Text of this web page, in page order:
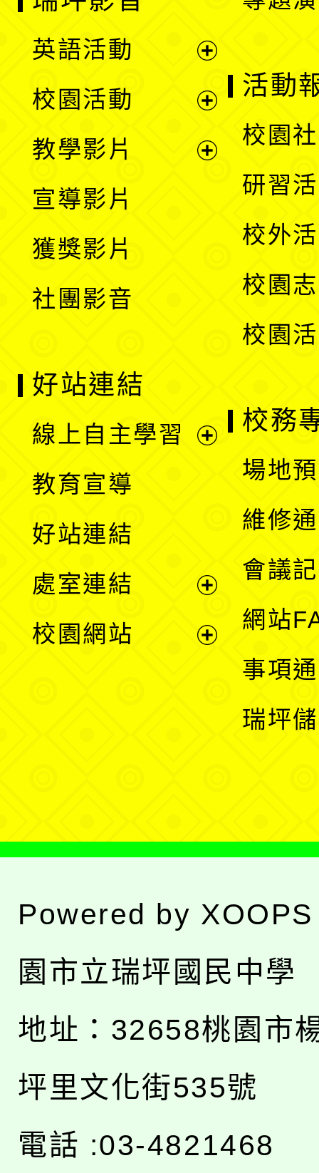
英語活動
選
校園活動
教學影片
宣導影片
獲獎影片
社團影音
活動
校園
研習
校外
校園
校園
好站連結
線上自主學習
單
教育宣導
好站連結
處室連結
校園網站
校務
場地
維修
會議
網站
事項
瑞坪
Powered by XOOPS
園市立瑞坪國民中學
地址： 32658桃園市
坪里文化街535號
電話 :03-4821468